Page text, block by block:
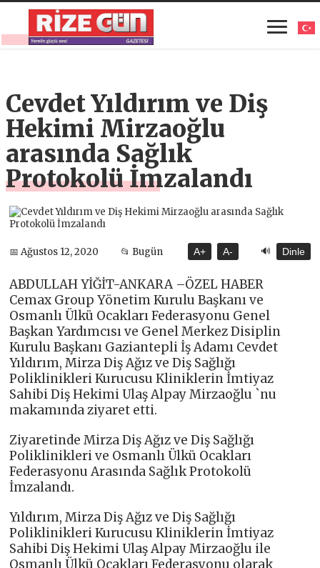
Cevdet Yıldırım ve Diş
Hekimi Mirzaoğlu
arasında Sağlık
Protokolü İmzalandı
📅 Ağustos 12, 2020 📂 Bugün A+ A- 🔊 Dinle
ABDULLAH YİĞİT-ANKARA –ÖZEL HABER
Cemax Group Yönetim Kurulu Başkanı ve
Osmanlı Ülkü Ocakları Federasyonu Genel
Başkan Yardımcısı ve Genel Merkez Disiplin
Kurulu Başkanı Gaziantepli İş Adamı Cevdet
Yıldırım, Mirza Diş Ağız ve Diş Sağlığı
Poliklinikleri Kurucusu Kliniklerin İmtiyaz
Sahibi Diş Hekimi Ulaş Alpay Mirzaoğlu `nu
makamında ziyaret etti.
Ziyaretinde Mirza Diş Ağız ve Diş Sağlığı
Poliklinikleri ve Osmanlı Ülkü Ocakları
Federasyonu Arasında Sağlık Protokolü
İmzalandı.
Yıldırım, Mirza Diş Ağız ve Diş Sağlığı
Poliklinikleri Kurucusu Kliniklerin İmtiyaz
Sahibi Diş Hekimi Ulaş Alpay Mirzaoğlu ile
Osmanlı Ülkü Ocakları Federasyonu olarak